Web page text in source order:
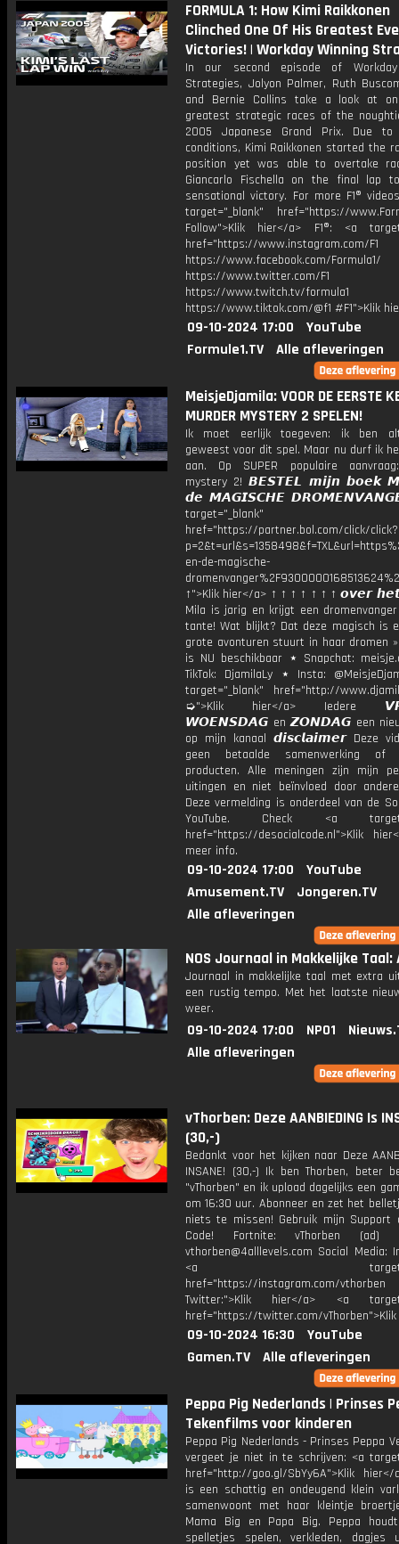
FORMULA 1: How Kimi Raikkonen
Clinched One Of His Greatest
Victories! | Workday Winning
In our second episode of Workday
Strategies, Jolyon Palmer, Ruth
and Bernie Collins take a look at
greatest strategic races of the
2005 Japanese Grand Prix. Due to
conditions, Kimi Raikkonen started the
position yet was able to overtake
Giancarlo Fischella on the final lap
sensational victory. For more F1®
target="_blank" href="https://
Follow">Klik hier</a> F1®: <a
href="https://www.instagram.com/F1
https://www.facebook.com/Formula1/
https://www.twitter.com/F1
https://www.twitch.tv/formula1
https://www.tiktok.com/@f1 #F1">Klik
09-10-2024 17:00
YouTube
Formule1.TV
Alle afleveringen
MeisjeDjamila: VOOR DE EERSTE
MURDER MYSTERY 2 SPELEN!
Ik moet eerlijk toegeven: ik ben
geweest voor dit spel. Maar nu durf ik
aan. Op SUPER populaire
mystery 2! 𝘽𝙀𝙎𝙏𝙀𝙇 𝙢𝙞𝙟𝙣 𝙗𝙤𝙚𝙠
𝙙𝙚 𝙈𝘼𝙂𝙄𝙎𝘾𝙃𝙀
target="_blank"
href="https://partner.bol.com/click/click?
en-de-magische-
↑">Klik hier</a> ↑ ↑ ↑ ↑ ↑ ↑ ↑ 𝙤𝙫𝙚𝙧
Mila is jarig en krijgt een
tante! Wat blijkt? Dat deze magisch is
grote avonturen stuurt in haar dromen
is NU beschikbaar ⋆ Snapchat:
TikTok: DjamilaLy ⋆ Insta:
target="_blank" href="http://
➭">Klik hier</a> Iedere
𝙒𝙊𝙀𝙉𝙎𝘿𝘼𝙂 en 𝙕𝙊𝙉𝘿𝘼𝙂 een
op mijn kanaal 𝙙𝙞𝙨𝙘𝙡𝙖𝙞𝙢𝙚𝙧 Deze
geen betaalde samenwerking of
producten. Alle meningen zijn mijn
uitingen en niet beïnvloed door
Deze vermelding is onderdeel van de
YouTube. Check <a
href="https://desocialcode.nl">Klik
meer info.
09-10-2024 17:00
YouTube
Amusement.TV
Jongeren.TV
Alle afleveringen
NOS Journaal in Makkelijke
Journaal in makkelijke taal met extra
een rustig tempo. Met het laatste
weer.
09-10-2024 17:00 NPO1
Alle afleveringen
vThorben: Deze AANBIEDING Is
(30,-)
Bedankt voor het kijken naar Deze
INSANE! (30,-) Ik ben Thorben, beter
"vThorben" en ik upload dagelijks een
om 16:30 uur. Abonneer en zet het
niets te missen! Gebruik mijn Support
Code! Fortnite: vThorben (ad)
vthorben@4alllevels.com Social Media:
<a
href="https://instagram.com/vthorben
Twitter:">Klik hier</a> <a
href="https://twitter.com/
09-10-2024 16:30
YouTube
Gamen.TV
Alle afleveringen
Peppa Pig Nederlands | Prinses
Tekenfilms voor kinderen
Peppa Pig Nederlands - Prinses Peppa
vergeet je niet in te schrijven: <a
href="http://goo.gl/SbYy6A">Klik
is een schattig en ondeugend klein
samenwoont met haar kleintje
Mama Big en Papa Big. Peppa
spelletjes spelen, verkleden,